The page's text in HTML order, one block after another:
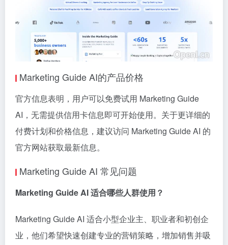
Marketing Guide AI的产品价格
官方信息表明，用户可以免费试用 Marketing Guide
AI，无需提供信用卡信息即可开始使用。关于更详细的
付费计划和价格信息，建议访问 Marketing Guide AI 的
官方网站获取最新信息。
Marketing Guide AI 常见问题
Marketing Guide AI 适合哪些人群使用？
Marketing Guide AI 适合小型企业主、职业者和初创企
业，他们希望快速创建专业的营销策略，增加销售并吸